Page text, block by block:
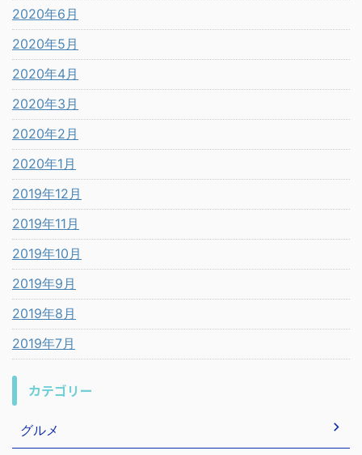
2020年6月
2020年5月
2020年4月
2020年3月
2020年2月
2020年1月
2019年12月
2019年11月
2019年10月
2019年9月
2019年8月
2019年7月
カテゴリー
グルメ